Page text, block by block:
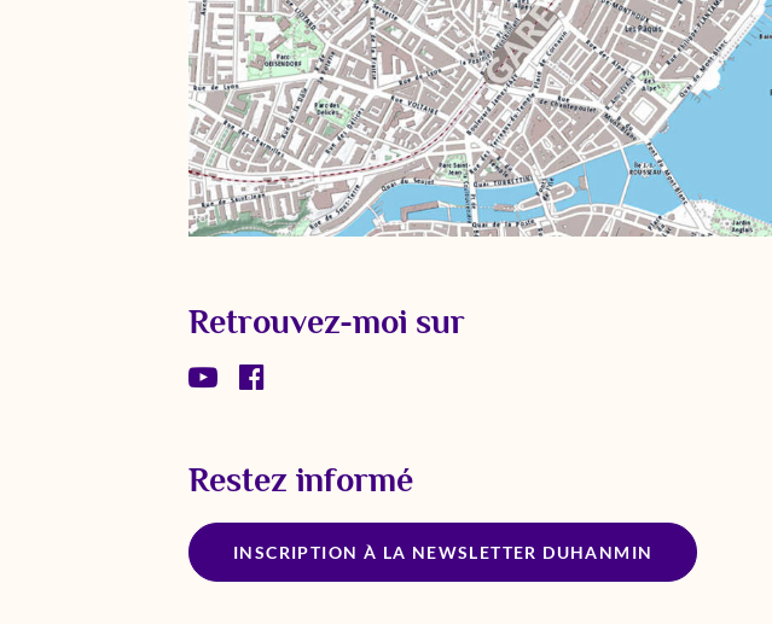
Retrouvez-moi sur
Restez informé
INSCRIPTION À LA NEWSLETTER DUHANMIN